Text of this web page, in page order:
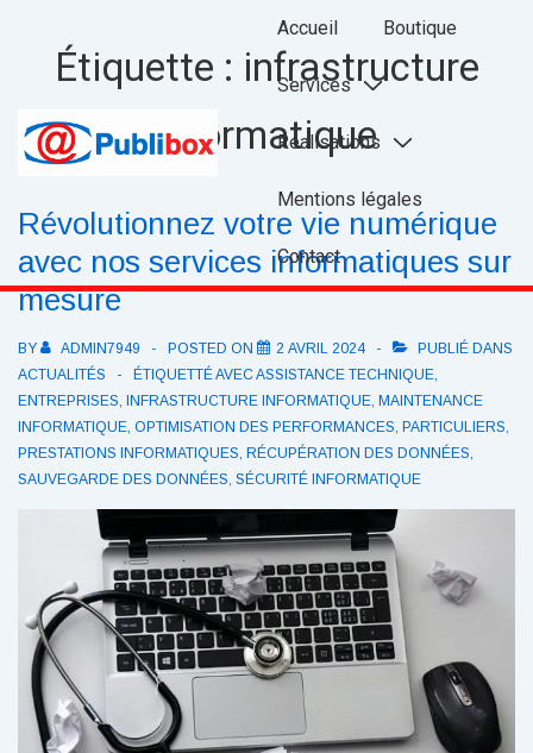
principal
Main
Navigation
Accueil Boutique
Services
Réalisations
Mentions légales
Contact
Étiquette : infrastructure
informatique
Révolutionnez votre vie numérique
avec nos services informatiques sur
mesure
BY ADMIN7949 POSTED ON 2 AVRIL 2024
PUBLIÉ DANS
ACTUALITÉS
ÉTIQUETTÉ AVECASSISTANCE TECHNIQUE,
ENTREPRISES, INFRASTRUCTURE INFORMATIQUE, MAINTENANCE
INFORMATIQUE, OPTIMISATION DES PERFORMANCES, PARTICULIERS,
PRESTATIONS INFORMATIQUES, RÉCUPÉRATION DES DONNÉES,
SAUVEGARDE DES DONNÉES, SÉCURITÉ INFORMATIQUE